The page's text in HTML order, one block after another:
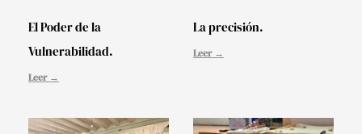
El Poder de la
Vulnerabilidad.
Leer →
La precisión.
Leer →